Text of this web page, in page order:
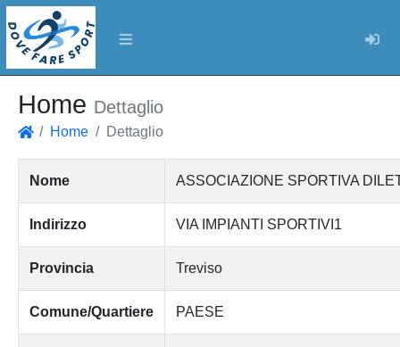
Home Dettaglio
Home Dettaglio
Nome ASSOCIAZIONE SPORTIVA
Indirizzo VIA IMPIANTI SPORTIVI1
Provincia Treviso
Comune/Quartiere PAESE